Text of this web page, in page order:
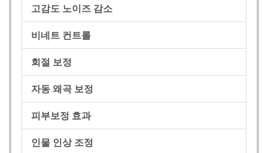
고감도 노이즈 감소
비네트 컨트롤
회절 보정
자동 왜곡 보정
피부보정 효과
인물 인상 조정